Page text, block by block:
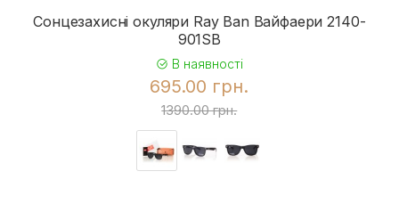
Сонцезахисні окуляри Ray Ban Вайфаери 2140-
901SB
В наявності
695.00 грн.
1390.00 грн.